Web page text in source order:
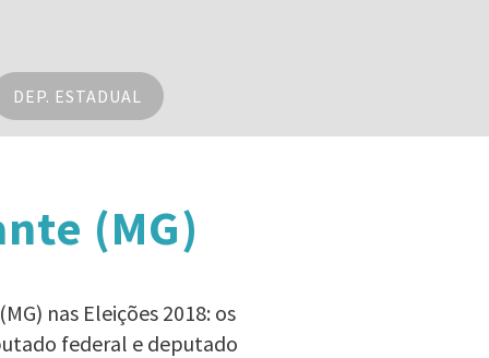
DEP. ESTADUAL
(MG)
nas Eleições 2018: os
federal e deputado